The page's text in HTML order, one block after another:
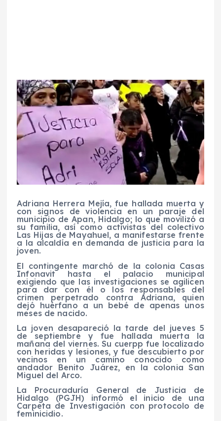
Adriana Herrera Mejía, fue hallada muerta y
con signos de violencia en un paraje del
municipio de Apan, Hidalgo; lo que movilizó a
su familia, así como activistas del colectivo
Las Hijas de Mayahuel, a manifestarse frente
a la alcaldía en demanda de justicia para la
joven.
El contingente marchó de la colonia Casas
Infonavit hasta el palacio municipal
exigiendo que las investigaciones se agilicen
para dar con él o los responsables del
crimen perpetrado contra Adriana, quien
dejó huérfano a un bebé de apenas unos
meses de nacido.
La joven desapareció la tarde del jueves 5
de septiembre y fue hallada muerta la
mañana del viernes. Su cuerpp fue localizado
con heridas y lesiones, y fue descubierto por
vecinos en un camino conocido como
andador Benito Juárez, en la colonia San
Miguel del Arco.
La Procuraduría General de Justicia de
Hidalgo (PGJH) informó el inicio de una
Carpeta de Investigación con protocolo de
feminicidio.